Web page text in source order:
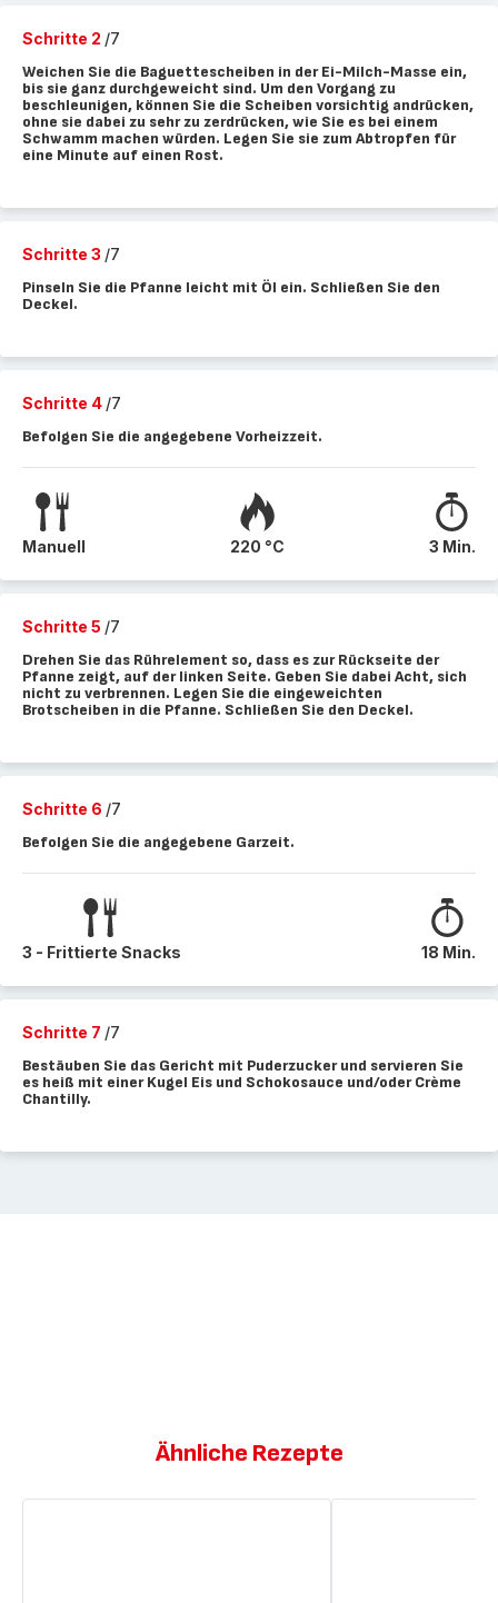
Schritte 2 /7
Weichen Sie die Baguettescheiben in der Ei-Milch-Masse ein,
bis sie ganz durchgeweicht sind. Um den Vorgang zu
beschleunigen, können Sie die Scheiben vorsichtig andrücken,
ohne sie dabei zu sehr zu zerdrücken, wie Sie es bei einem
Schwamm machen würden. Legen Sie sie zum Abtropfen für
eine Minute auf einen Rost.
Schritte 3 /7
Pinseln Sie die Pfanne leicht mit Öl ein. Schließen Sie den
Deckel.
Schritte 4 /7
Befolgen Sie die angegebene Vorheizzeit.
Manuell 220 °C 3 Min.
Schritte 5 /7
Drehen Sie das Rührelement so, dass es zur Rückseite der
Pfanne zeigt, auf der linken Seite. Geben Sie dabei Acht, sich
nicht zu verbrennen. Legen Sie die eingeweichten
Brotscheiben in die Pfanne. Schließen Sie den Deckel.
Schritte 6 /7
Befolgen Sie die angegebene Garzeit.
3 - Frittierte Snacks 18 Min.
Schritte 7 /7
Bestäuben Sie das Gericht mit Puderzucker und servieren Sie
es heiß mit einer Kugel Eis und Schokosauce und/oder Crème
Chantilly.
Ähnliche Rezepte